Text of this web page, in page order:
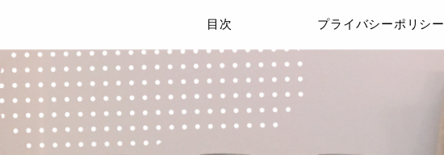
目次 プライバシーポリシー